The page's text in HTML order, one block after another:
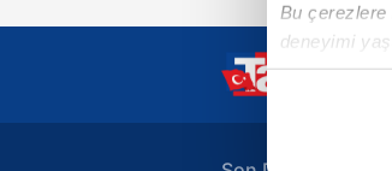
Bu
deneyimi
içerikleri